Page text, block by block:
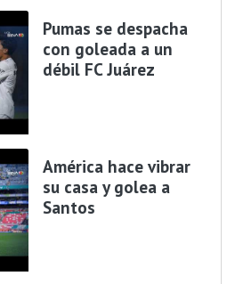
Pumas se despacha
con goleada a un
débil FC Juárez
América hace vibrar
su casa y golea a
Santos